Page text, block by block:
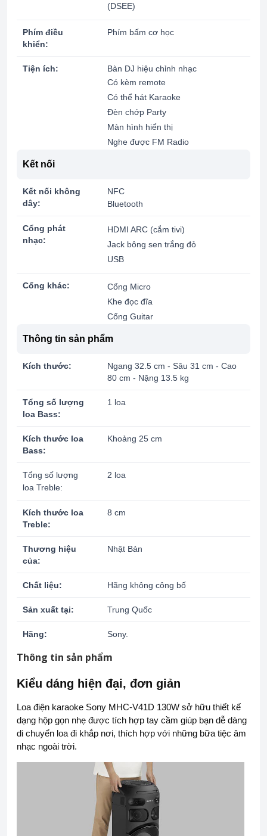
(DSEE)
Phím điều
khiển:
Phím bấm cơ học
Tiện ích:
Bàn DJ hiệu chỉnh nhạc
Có kèm remote
Có thể hát Karaoke
Đèn chớp Party
Màn hình hiển thị
Nghe được FM Radio
Kết nối
Kết nối không
dây:
NFC
Bluetooth
Cổng phát
nhạc:
HDMI ARC (cắm tivi)
Jack bông sen trắng đỏ
USB
Cổng khác:
Cổng Micro
Khe đọc đĩa
Cổng Guitar
Thông tin sản phẩm
Kích thước:
Ngang 32.5 cm - Sâu 31 cm - Cao
80 cm - Nặng 13.5 kg
Tổng số lượng
loa Bass:
1 loa
Kích thước loa
Bass:
Khoảng 25 cm
Tổng số lượng
loa Treble:
2 loa
Kích thước loa
Treble:
8 cm
Thương hiệu
của:
Nhật Bản
Chất liệu: Hãng không công bố
Sản xuất tại: Trung Quốc
Hãng: Sony.
Thông tin sản phẩm
Kiểu dáng hiện đại, đơn giản
Loa điện karaoke Sony MHC-V41D 130W sở hữu thiết kế
dạng hộp gọn nhẹ được tích hợp tay cầm giúp bạn dễ dàng
di chuyển loa đi khắp nơi, thích hợp với những bữa tiệc âm
nhạc ngoài trời.